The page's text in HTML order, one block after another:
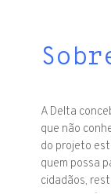
A Delta
que não
do projeto
quem possa
cidadãos,